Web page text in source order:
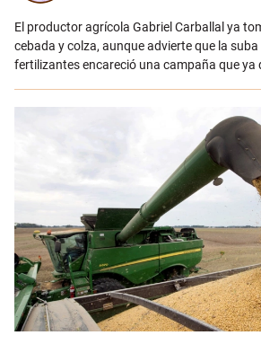
El productor agrícola Gabriel Carballal ya
cebada y colza, aunque advierte que la
fertilizantes encareció una campaña que ya